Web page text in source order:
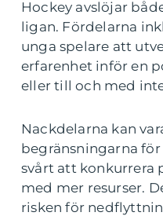
Hockey avslöjar
ligan. Fördelarna
unga spelare att
erfarenhet inför en
eller till och med
Nackdelarna kan
begränsningarna
svårt att konkurrera
med mer resurser.
risken för